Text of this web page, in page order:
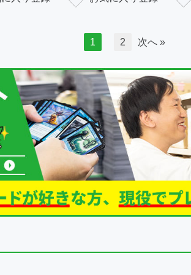
1 2 次へ »